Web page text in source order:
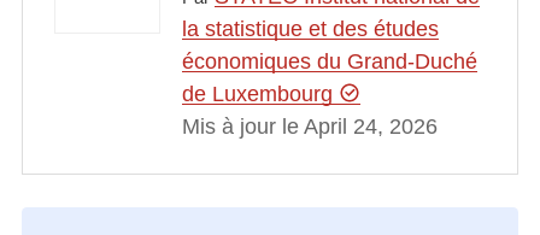
la statistique et des études
économiques du Grand-Duché
de Luxembourg
Mis à jour le April 24, 2026